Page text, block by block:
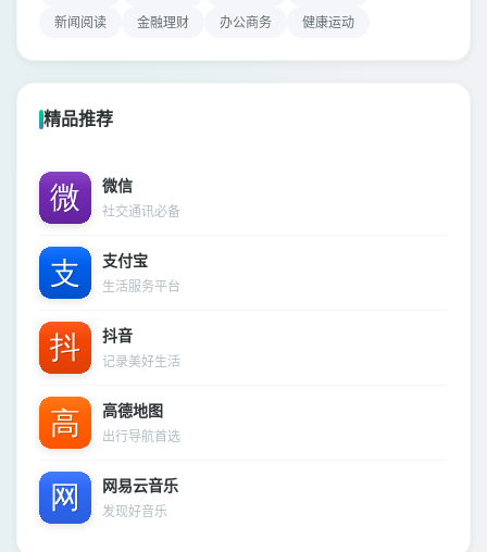
新闻阅读
金融理财 办公商务 健康运动
精品推荐
微信
社交通讯必备
支付宝
生活服务平台
抖音
记录美好生活
高德地图
出行导航首选
网易云音乐
发现好音乐